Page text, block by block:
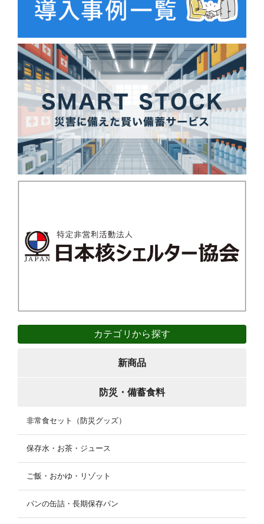
カテゴリから探す
新商品
防災・備蓄食料
非常食セット（防災グッズ）
保存水・お茶・ジュース
ご飯・おかゆ・リゾット
パンの缶詰・長期保存パン